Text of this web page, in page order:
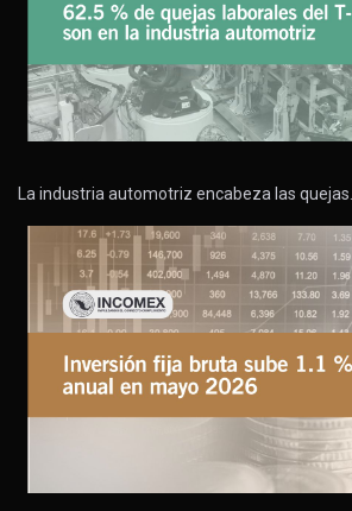
La industria automotriz encabeza las quejas…